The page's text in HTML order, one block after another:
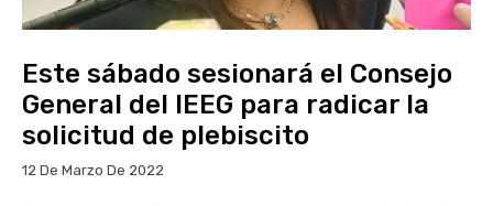
Este sábado sesionará el Consejo
General del IEEG para radicar la
solicitud de plebiscito
12 De Marzo De 2022